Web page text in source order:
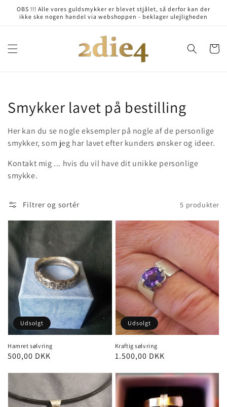
Gå til
indhold
OBS !!! Alle vores guldsmykker er blevet stjålet, så derfor kan der
ikke ske nogen handel via webshoppen - beklager ulejligheden
Kollektion:
Smykker lavet på bestilling
Her kan du se nogle eksempler på nogle af de personlige
smykker, som jeg har lavet efter kunders ønsker og ideer.
Kontakt mig ... hvis du vil have dit unikke personlige
smykke.
Filtrer og sortér 5 produkter
Hamret sølvring
Normalpris
500,00 DKK
Udsolgt
Kraftig sølvring
Normalpris
1.500,00 DKK
Udsolgt